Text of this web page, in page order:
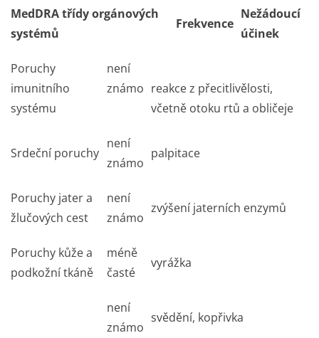
MedDRA třídy orgánových
systémů
Frekvence
Nežádoucí
účinek
Poruchy
imunitního
systému
není
známo reakce z přecitlivělosti,
včetně otoku rtů a obličeje
Srdeční poruchy
není
známo
palpitace
Poruchy jater a
žlučových cest
není
známo
zvýšení jaterních enzymů
Poruchy kůže a
podkožní tkáně
méně
časté
vyrážka
není
známo
svědění, kopřivka